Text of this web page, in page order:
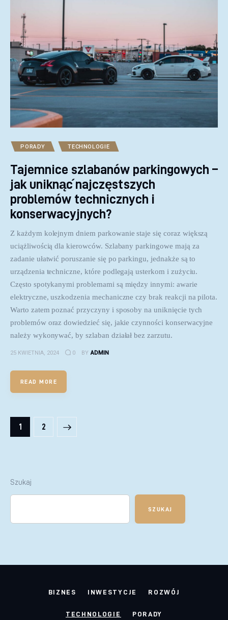
PORADY TECHNOLOGIE
Tajemnice szlabanów parkingowych –
jak uniknąć najczęstszych
problemów technicznych i
konserwacyjnych?
Z każdym kolejnym dniem parkowanie staje się coraz większą
uciążliwością dla kierowców. Szlabany parkingowe mają za
zadanie ułatwić poruszanie się po parkingu, jednakże są to
urządzenia techniczne, które podlegają usterkom i zużyciu.
Często spotykanymi problemami są między innymi: awarie
elektryczne, uszkodzenia mechaniczne czy brak reakcji na pilota.
Warto zatem poznać przyczyny i sposoby na uniknięcie tych
problemów oraz dowiedzieć się, jakie czynności konserwacyjne
należy wykonywać, by szlaban działał bez zarzutu.
25 KWIETNIA, 2024 0 BY ADMIN
READ MORE
Stronicowanie wpisów
PAGE
1 PAGE
2
Szukaj
SZUKAJ
BIZNES INWESTYCJE ROZWÓJ
TECHNOLOGIE PORADY